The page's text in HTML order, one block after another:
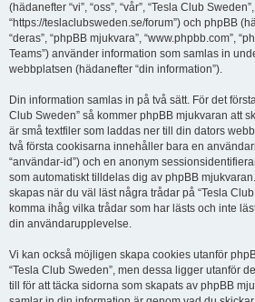
(hädanefter “vi”, “oss”, “vår”, “Tesla Club Sweden”,
“https://teslaclubsweden.se/forum”) och phpBB
“deras”, “phpBB mjukvara”, “www.phpbb.com”,
Teams”) använder information som samlas in
webbplatsen (hädanefter “din information”).
Din information samlas in på två sätt. För det
Club Sweden” så kommer phpBB mjukvaran att
är små textfiler som laddas ner till din dators
två första cookisarna innehåller bara en
“användar-id”) och en anonym
som automatiskt tilldelas dig av phpBB
skapas när du väl läst några trådar på “Tesla
komma ihåg vilka trådar som har lästs och inte
din användarupplevelse.
Vi kan också möjligen skapa cookies utanför
“Tesla Club Sweden”, men dessa ligger utanför
till för att täcka sidorna som skapats av phpBB